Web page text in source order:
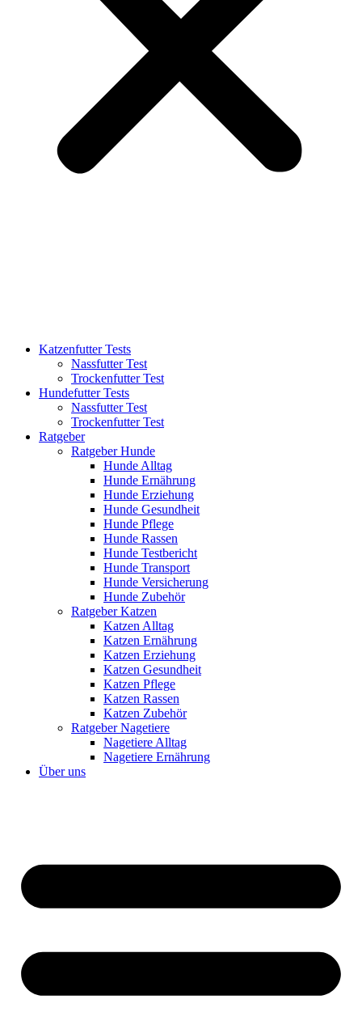
Katzenfutter Tests
Nassfutter Test
Trockenfutter Test
Hundefutter Tests
Nassfutter Test
Trockenfutter Test
Ratgeber
Ratgeber Hunde
Hunde Alltag
Hunde Ernährung
Hunde Erziehung
Hunde Gesundheit
Hunde Pflege
Hunde Rassen
Hunde Testbericht
Hunde Transport
Hunde Versicherung
Hunde Zubehör
Ratgeber Katzen
Katzen Alltag
Katzen Ernährung
Katzen Erziehung
Katzen Gesundheit
Katzen Pflege
Katzen Rassen
Katzen Zubehör
Ratgeber Nagetiere
Nagetiere Alltag
Nagetiere Ernährung
Über uns